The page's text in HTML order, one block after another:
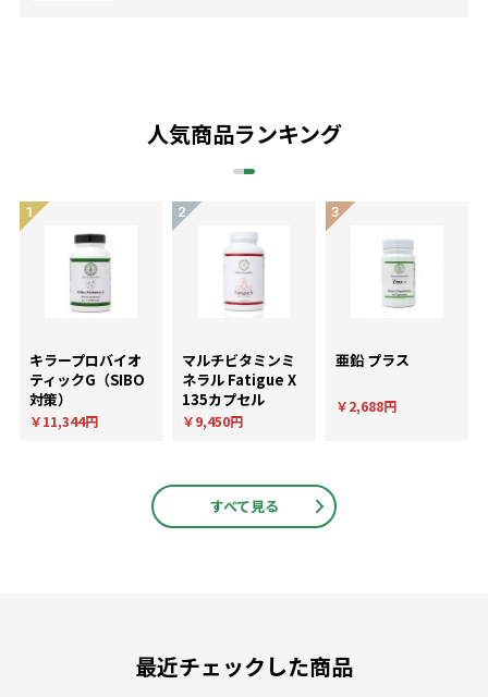
人気商品ランキング
キラープロバイオ
ティックG（SIBO
対策）
￥11,344円
マルチビタミンミ
ネラル Fatigue X
135カプセル
￥9,450円
亜鉛 プラス
￥2,688円
すべて見る
最近チェックした商品